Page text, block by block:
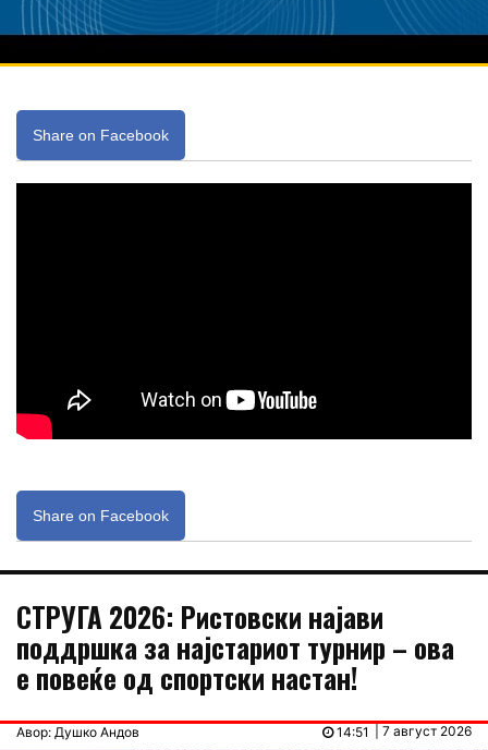
Share on Facebook
Share on Facebook
СТРУГА 2026: Ристовски најави
поддршка за најстариот турнир – ова
е повеќе од спортски настан!
Авор: Душко Андов | 7 август 2026
14:51